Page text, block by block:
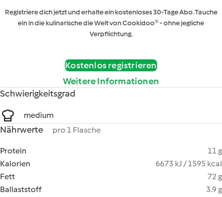
Registriere dich jetzt und erhalte ein kostenloses 30-Tage Abo. Tauche
ein in die kulinarische die Welt von Cookidoo® - ohne jegliche
Verpflichtung.
Kostenlos registrieren
Weitere Informationen
Schwierigkeitsgrad
medium
Nährwerte pro 1 Flasche
Protein
11 g
Kalorien
6673 kJ / 1595 kcal
Fett
72 g
Ballaststoff
3.9 g